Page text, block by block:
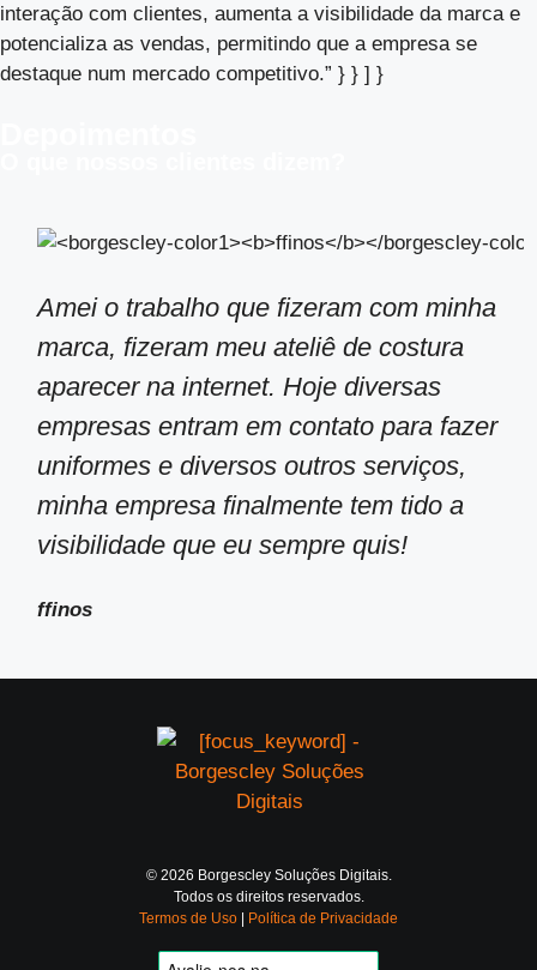
interação com clientes, aumenta a visibilidade da marca e
potencializa as vendas, permitindo que a empresa se
destaque num mercado competitivo.” } } ] }
Amei o trabalho que fizeram com minha
marca, fizeram meu ateliê de costura
aparecer na internet. Hoje diversas
empresas entram em contato para fazer
uniformes e diversos outros serviços,
minha empresa finalmente tem tido a
visibilidade que eu sempre quis!
ffinos
© 2026 Borgescley Soluções Digitais.
Todos os direitos reservados.
Termos de Uso | Política de Privacidade